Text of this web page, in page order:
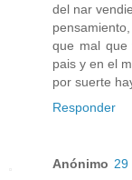
del nar
pensamiento,
que mal
pais y en el
por suerte
Responder
Anónimo 29